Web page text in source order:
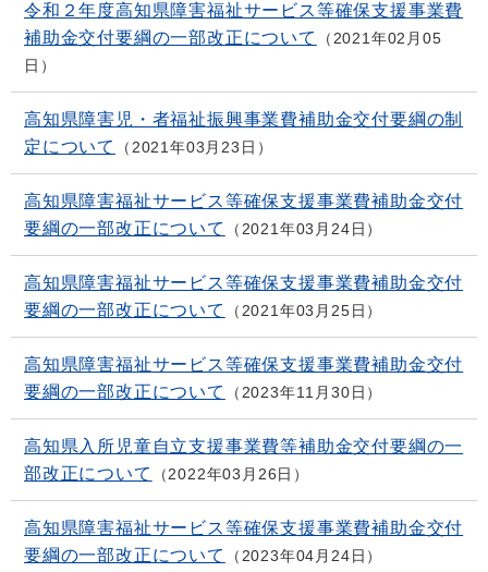
令和２年度高知県障害福祉サービス等確保支援事業費
補助金交付要綱の一部改正について
2021年02月05
日
高知県障害児・者福祉振興事業費補助金交付要綱の制
定について
2021年03月23日
高知県障害福祉サービス等確保支援事業費補助金交付
要綱の一部改正について
2021年03月24日
高知県障害福祉サービス等確保支援事業費補助金交付
要綱の一部改正について
2021年03月25日
高知県障害福祉サービス等確保支援事業費補助金交付
要綱の一部改正について
2023年11月30日
高知県入所児童自立支援事業費等補助金交付要綱の一
部改正について
2022年03月26日
高知県障害福祉サービス等確保支援事業費補助金交付
要綱の一部改正について
2023年04月24日